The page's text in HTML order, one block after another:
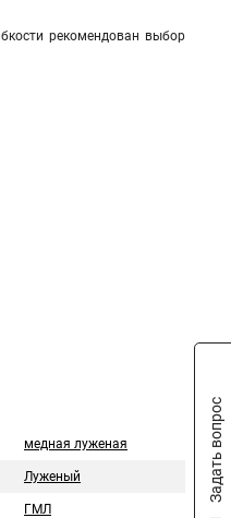
рекомендован выбор
медная луженая
Луженый
ГМЛ
Задать вопрос